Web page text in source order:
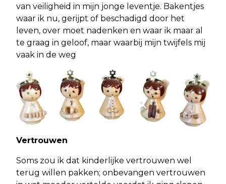
van veiligheid in mijn jonge leventje. Bakentjes
waar ik nu, gerijpt of beschadigd door het
leven, over moet nadenken en waar ik maar al
te graag in geloof, maar waarbij mijn twijfels mij
vaak in de weg
Vertrouwen
Soms zou ik dat kinderlijke vertrouwen wel
terug willen pakken; onbevangen vertrouwen